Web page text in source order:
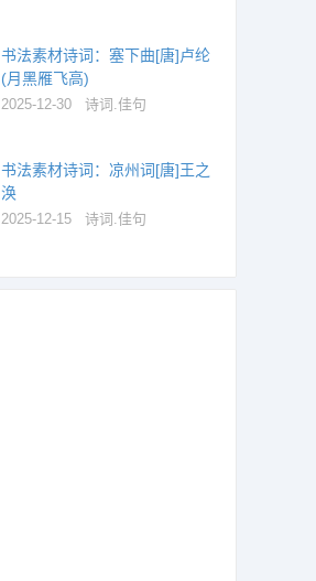
书法素材诗词：塞下曲[唐]卢纶
(月黑雁飞高)
2025-12-30 诗词.佳句
书法素材诗词：凉州词[唐]王之
涣
2025-12-15 诗词.佳句